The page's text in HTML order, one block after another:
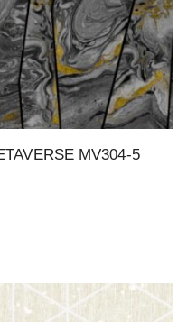
MV304-5